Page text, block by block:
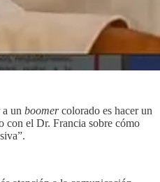
un boomercolorado es hacer un
con el Dr. Francia sobre cómo